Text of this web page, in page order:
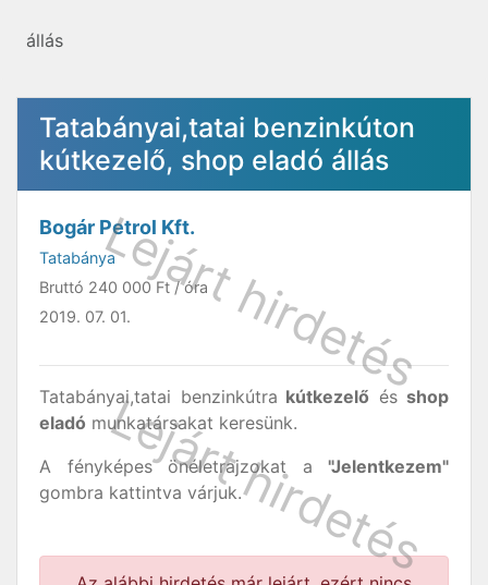
állás
Tatabányai,tatai benzinkúton
kútkezelő, shop eladó állás
Bogár Petrol Kft.
Tatabánya
Bruttó 240 000 Ft/ óra
2019. 07. 01.
Tatabányai,tatai benzinkútra kútkezelő és shop
eladó munkatársakat keresünk.
A fényképes önéletrajzokat a "Jelentkezem"
gombra kattintva várjuk.